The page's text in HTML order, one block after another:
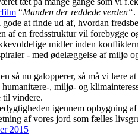
“Manden der reddede verden“.
at finde ud af, hvordan
af en fredsstruktur vil forebygge
midler inden
- med ødelæggelse af miljø
så nu galopperer, så må vi lære
humanitære-, miljø- og
til vindere.
igennem opbygning af
af vores jord som fælles
2015